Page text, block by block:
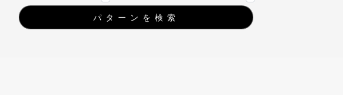
パターンを検索